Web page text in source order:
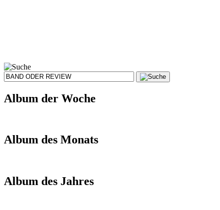
Album der Woche
Album des Monats
Album des Jahres